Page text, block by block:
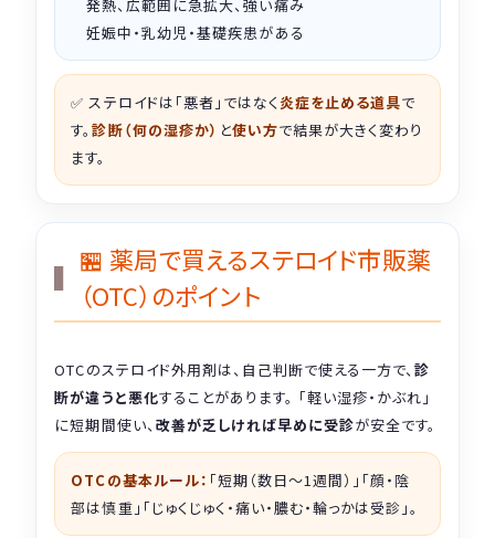
発熱、広範囲に急拡大、強い痛み
妊娠中・乳幼児・基礎疾患がある
✅ ステロイドは「悪者」ではなく 炎症を止める道具で
す。診断（何の湿疹か） と使い方で結果が大きく変わり
ます。
🏪 薬局で買えるステロイド市販薬
（OTC）のポイント
OTCのステロイド外用剤は、自己判断で使える一方で、診
断が違うと悪化することがあります。 「軽い湿疹・かぶれ」
に短期間使い、 改善が乏しければ早めに受診が安全です。
OTCの基本ルール： 「短期（数日〜1週間）」「顔・陰
部は慎重」「じゅくじゅく・痛い・膿む・輪っかは受診」。